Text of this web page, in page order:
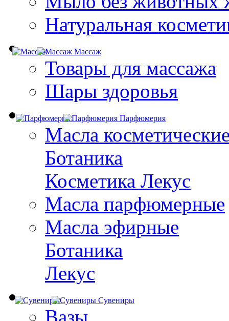
Натуральная
Массаж
Товары для массажа
Шары здоровья
Парфюмерия
Масла
Ботаника
Косметика Лекус
Масла парфюмерные
Масла эфирные
Ботаника
Лекус
Сувениры